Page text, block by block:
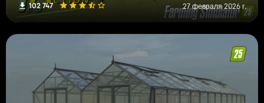
102 747 27 февраля 2026 г.